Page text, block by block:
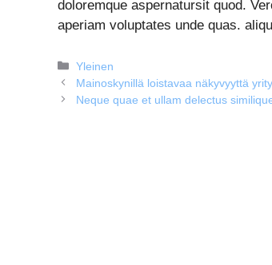
doloremque aspernatursit quod.
aperiam voluptates unde quas.
Kategoriat
Yleinen
Mainoskynillä loistavaa näkyvyyttä
Neque quae et ullam delectus